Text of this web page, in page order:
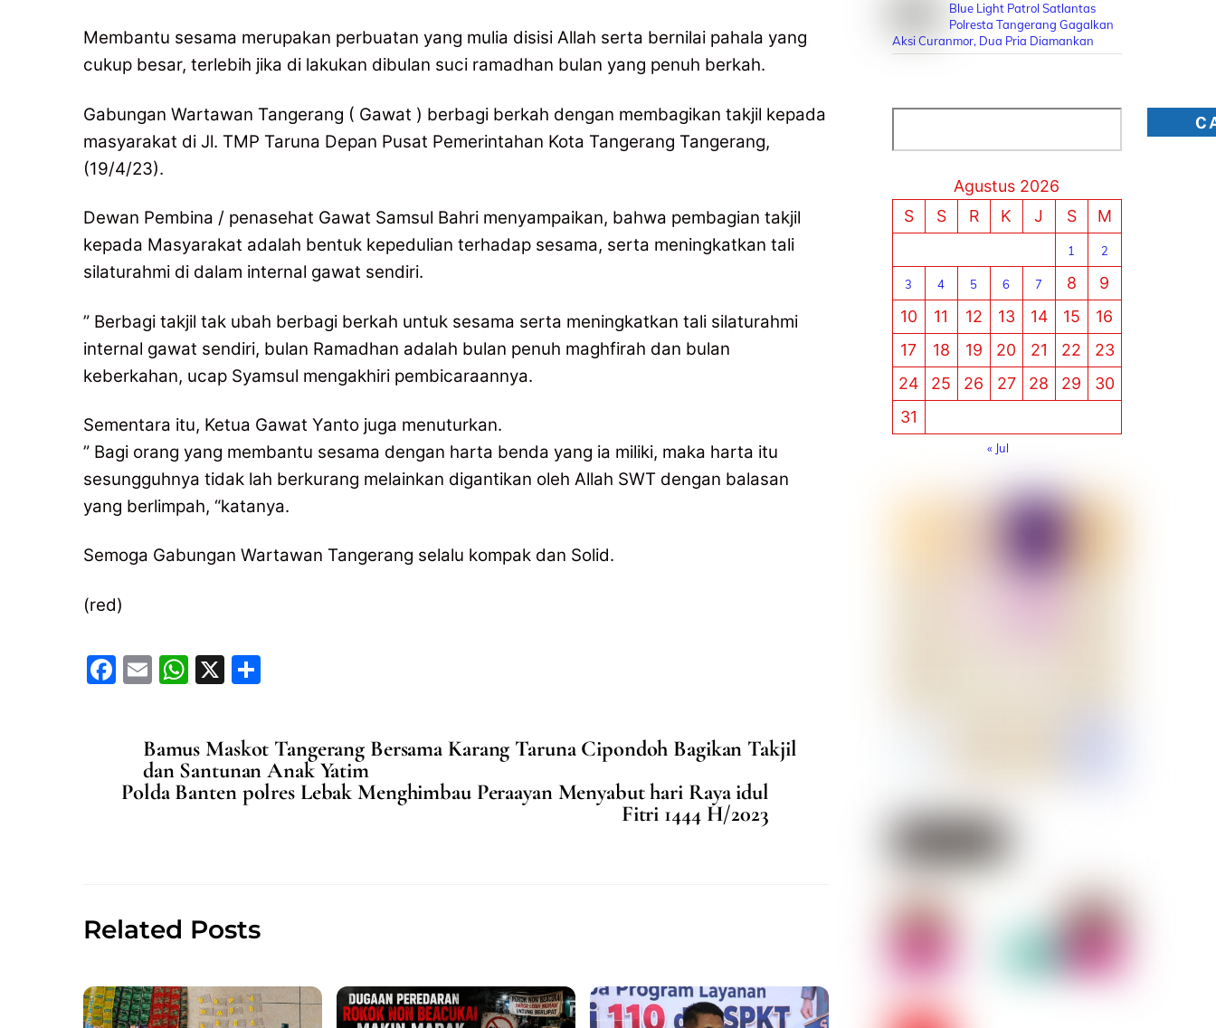
Membantu sesama merupakan perbuatan yang mulia disisi Allah serta bernilai pahala yang
cukup besar, terlebih jika di lakukan dibulan suci ramadhan bulan yang penuh berkah.
Gabungan Wartawan Tangerang ( Gawat ) berbagi berkah dengan membagikan takjil kepada
masyarakat di Jl. TMP Taruna Depan Pusat Pemerintahan Kota Tangerang Tangerang,
(19/4/23).
Dewan Pembina / penasehat Gawat Samsul Bahri menyampaikan, bahwa pembagian takjil
kepada Masyarakat adalah bentuk kepedulian terhadap sesama, serta meningkatkan tali
silaturahmi di dalam internal gawat sendiri.
” Berbagi takjil tak ubah berbagi berkah untuk sesama serta meningkatkan tali silaturahmi
internal gawat sendiri, bulan Ramadhan adalah bulan penuh maghfirah dan bulan
keberkahan, ucap Syamsul mengakhiri pembicaraannya.
Sementara itu, Ketua Gawat Yanto juga menuturkan.
” Bagi orang yang membantu sesama dengan harta benda yang ia miliki, maka harta itu
sesungguhnya tidak lah berkurang melainkan digantikan oleh Allah SWT dengan balasan
yang berlimpah, “katanya.
Semoga Gabungan Wartawan Tangerang selalu kompak dan Solid.
(red)
F
b
E
l
W
s
A
X
e
Bamus Maskot Tangerang Bersama Karang Taruna Cipondoh Bagikan Takjil
dan Santunan Anak Yatim
Polda Banten polres Lebak Menghimbau Peraayan Menyabut hari Raya idul
Fitri 1444 H/2023
Related Posts
Blue Light Patrol Satlantas
Polresta Tangerang Gagalkan
Aksi Curanmor, Dua Pria Diamankan
Agustus 2026
S
S R K J S M
1 2
3 4 5 6 7 8
9
10
11 12 13 14 15
16
17
18 19 20 21 22
23
24
25 26 27 28 29
30
31
« Jul